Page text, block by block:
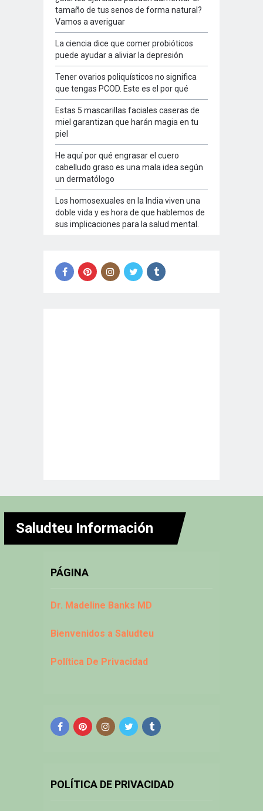
tamaño de tus senos de forma natural?
Vamos a averiguar
La ciencia dice que comer probióticos
puede ayudar a aliviar la depresión
Tener ovarios poliquísticos no significa
que tengas PCOD. Este es el por qué
Estas 5 mascarillas faciales caseras de
miel garantizan que harán magia en tu
piel
He aquí por qué engrasar el cuero
cabelludo graso es una mala idea según
un dermatólogo
Los homosexuales en la India viven una
doble vida y es hora de que hablemos de
sus implicaciones para la salud mental.
Saludteu Información
PÁGINA
Dr. Madeline Banks MD
Bienvenidos a Saludteu
Política De Privacidad
POLÍTICA DE PRIVACIDAD